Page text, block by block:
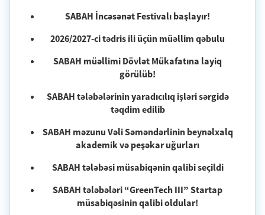
SABAH İncəsənət Festivalı başlayır!
2026/2027-ci tədris ili üçün müəllim qəbulu
SABAH müəllimi Dövlət Mükafatına layiq
görülüb!
SABAH tələbələrinin yaradıcılıq işləri sərgidə
təqdim edilib
SABAH məzunu Vəli Səməndərlinin beynəlxalq
akademik və peşəkar uğurları
SABAH tələbəsi müsabiqənin qalibi seçildi
SABAH tələbələri “GreenTech III” Startap
müsabiqəsinin qalibi oldular!